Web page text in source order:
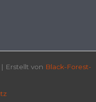
Erstellt von Black-Forest-